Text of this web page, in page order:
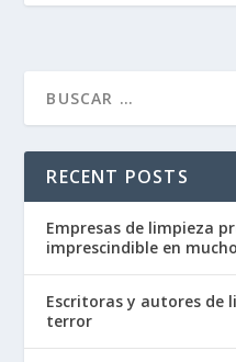
RECENT POSTS
Empresas de limpieza
imprescindible en
Escritoras y autores de
terror